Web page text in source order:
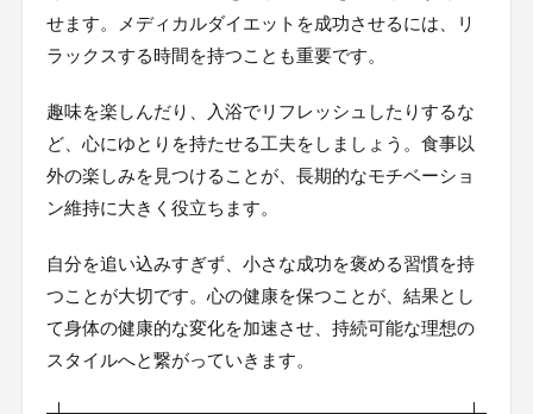
せます。メディカルダイエットを成功させるには、リ
ラックスする時間を持つことも重要です。
趣味を楽しんだり、入浴でリフレッシュしたりするな
ど、心にゆとりを持たせる工夫をしましょう。食事以
外の楽しみを見つけることが、長期的なモチベーショ
ン維持に大きく役立ちます。
自分を追い込みすぎず、小さな成功を褒める習慣を持
つことが大切です。心の健康を保つことが、結果とし
て身体の健康的な変化を加速させ、持続可能な理想の
スタイルへと繋がっていきます。